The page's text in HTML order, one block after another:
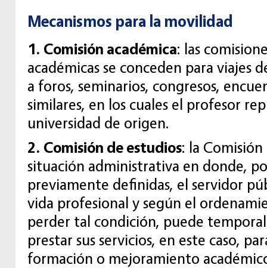
Mecanismos para la movilidad
1. Comisión académica: las
académicas se conceden para viajes
a foros, seminarios, congresos,
similares, en los cuales el profesor
universidad de origen.
2. Comisión de estudios: la
situación administrativa en donde,
previamente definidas, el servidor
vida profesional y según el
perder tal condición, puede
prestar sus servicios, en este caso,
formación o mejoramiento